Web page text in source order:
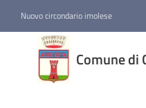
Nuovo circondario imolese
Comune di
Comune di